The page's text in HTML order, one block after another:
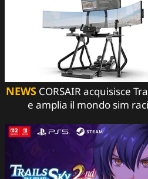
NEWSCORSAIR acquisisce
e amplia il mondo sim